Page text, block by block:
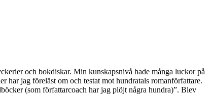
och bokdiskar. Min kunskapsnivå hade många luckor på
har jag föreläst om och testat mot hundratals romanförfattare.
(som författarcoach har jag plöjt några hundra)”. Blev